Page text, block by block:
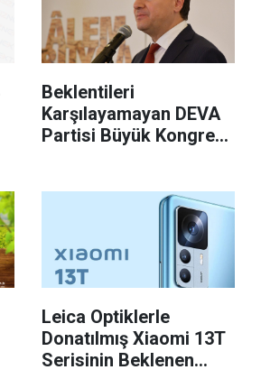
Beklentileri
Karşılayamayan DEVA
Partisi Büyük Kongre
Leica Optiklerle
Donatılmış Xiaomi 13T
Serisinin Beklenen